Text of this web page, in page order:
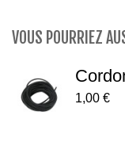
VOUS POURRIEZ
1,00 €